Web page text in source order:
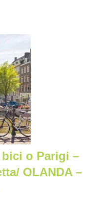
o Parigi –
OLANDA –